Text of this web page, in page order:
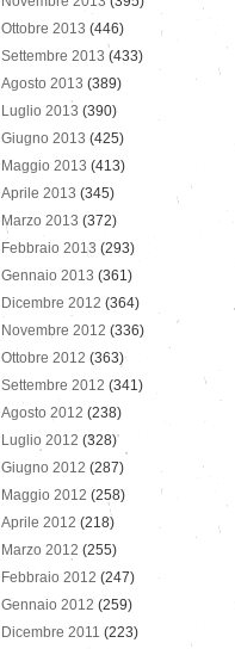
Ottobre 2013 (446)
Settembre 2013 (433)
Agosto 2013 (389)
Luglio 2013 (390)
Giugno 2013 (425)
Maggio 2013 (413)
Aprile 2013 (345)
Marzo 2013 (372)
Febbraio 2013 (293)
Gennaio 2013 (361)
Dicembre 2012 (364)
Novembre 2012 (336)
Ottobre 2012 (363)
Settembre 2012 (341)
Agosto 2012 (238)
Luglio 2012 (328)
Giugno 2012 (287)
Maggio 2012 (258)
Aprile 2012 (218)
Marzo 2012 (255)
Febbraio 2012 (247)
Gennaio 2012 (259)
Dicembre 2011 (223)